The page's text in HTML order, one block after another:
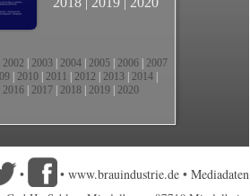
2002 2003 2004 2005 2006 2007
2010 2011 2012 2013 2014
2016 2017 2018 2019 2020
• • www.brauindustrie.de • Mediadaten